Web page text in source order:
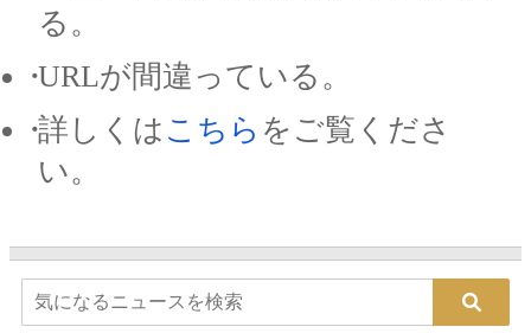
る。
URLが間違っている。
詳しくは こちら をご覧くださ
い。